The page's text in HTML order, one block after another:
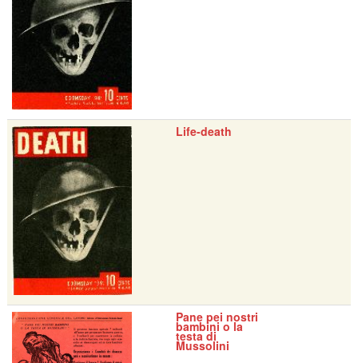
Life-death
Pane pei nostri
bambini o la
testa di
Mussolini